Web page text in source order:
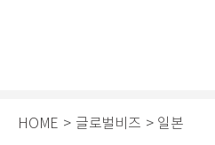
HOME > 글로벌비즈 > 일본